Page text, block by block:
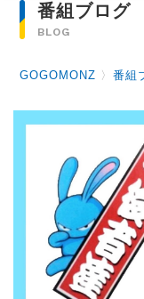
番組ブログ
BLOG
GOGOMONZ 〉番組